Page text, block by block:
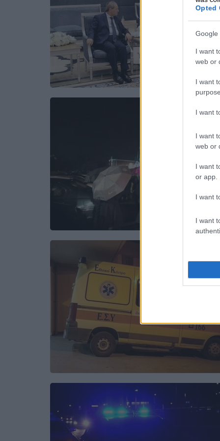
Opted
Google
I want
web or
I want
I want
I want
web or
I want
or app.
I want
I want